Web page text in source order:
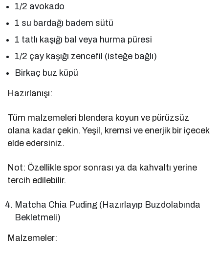
1/2 avokado
1 su bardağı badem sütü
1 tatlı kaşığı bal veya hurma püresi
1/2 çay kaşığı zencefil (isteğe bağlı)
Birkaç buz küpü
Hazırlanışı:
Tüm malzemeleri blendera koyun ve pürüzsüz
olana kadar çekin. Yeşil, kremsi ve enerjik bir içecek
elde edersiniz.
Not: Özellikle spor sonrası ya da kahvaltı yerine
tercih edilebilir.
Matcha Chia Puding (Hazırlayıp Buzdolabında
Bekletmeli)
Malzemeler: